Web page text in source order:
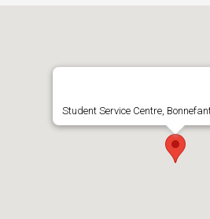
Student Service Centre,